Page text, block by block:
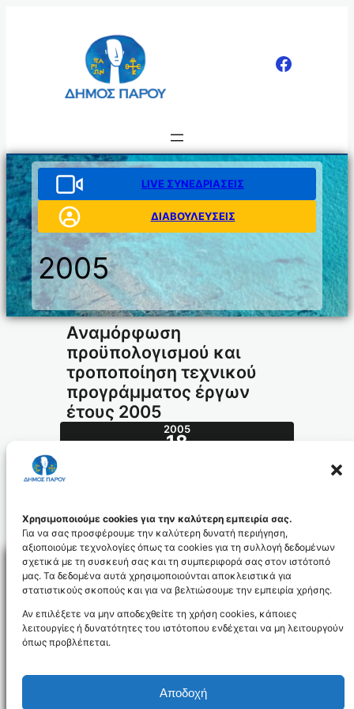
Χρησιμοποιούμε cookies για την καλύτερη εμπειρία σας.
Για να σας προσφέρουμε την καλύτερη δυνατή περιήγηση,
αξιοποιούμε τεχνολογίες όπως τα cookies για τη συλλογή δεδομένων
σχετικά με τη συσκευή σας και τη συμπεριφορά σας στον ιστότοπό
μας. Τα δεδομένα αυτά χρησιμοποιούνται αποκλειστικά για
στατιστικούς σκοπούς και για να βελτιώσουμε την εμπειρία χρήσης.
Αν επιλέξετε να μην αποδεχθείτε τη χρήση cookies, κάποιες
λειτουργίες ή δυνατότητες του ιστότοπου ενδέχεται να μη λειτουργούν
όπως προβλέπεται.
Αποδοχή
LIVE ΣΥΝΕΔΡΙΑΣΕΙΣ
ΔΙΑΒΟΥΛΕΥΣΕΙΣ
2005
Αναμόρφωση
προϋπολογισμού και
τροποποίηση τεχνικού
προγράμματος έργων
έτους 2005
2005
18
477.2005_id109
NEWSLETTER